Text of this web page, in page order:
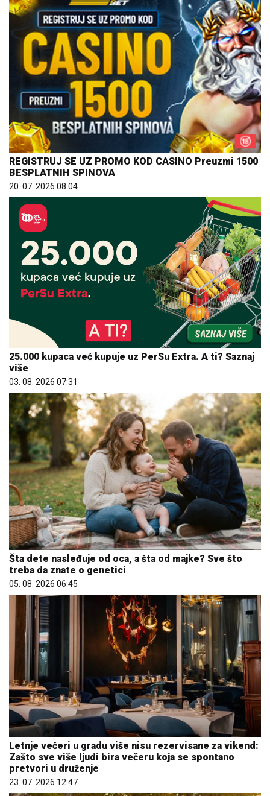
REGISTRUJ SE UZ PROMO KOD CASINO Preuzmi 1500
BESPLATNIH SPINOVA
20. 07. 2026 08:04
25.000 kupaca već kupuje uz PerSu Extra. A ti? Saznaj
više
03. 08. 2026 07:31
Šta dete nasleđuje od oca, a šta od majke? Sve što
treba da znate o genetici
05. 08. 2026 06:45
Letnje večeri u gradu više nisu rezervisane za vikend:
Zašto sve više ljudi bira večeru koja se spontano
pretvori u druženje
23. 07. 2026 12:47